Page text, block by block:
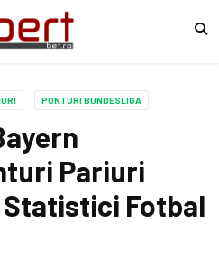
PONTURI BUNDESLIGA
Pariuri
Fotbal